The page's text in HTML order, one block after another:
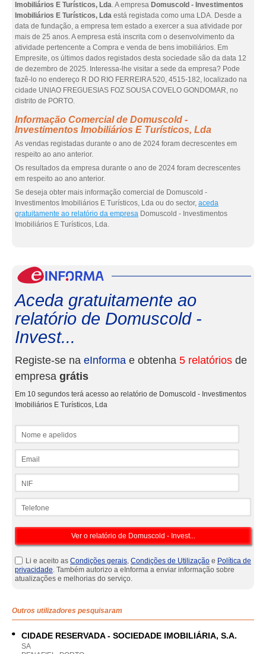
Imobiliários E Turísticos, Lda. A empresa Domuscold - Investimentos
Imobiliários E Turísticos, Lda está registada como uma LDA. Desde a
data de fundação, a empresa tem estado a exercer a sua atividade por
mais de 25 anos. A empresa está inscrita com o desenvolvimento da
atividade pertencente a Compra e venda de bens imobiliários. Em
Empresite, os últimos dados registados desta sociedade são da data 12
de dezembro de 2025. Interessa-lhe visitar a sede da empresa? Pode
fazê-lo no endereço R DO RIO FERREIRA 520, 4515-182, localizado na
cidade UNIAO FREGUESIAS FOZ SOUSA COVELO GONDOMAR, no
distrito de PORTO.
Informação Comercial de Domuscold -
Investimentos Imobiliários E Turísticos, Lda
As vendas registadas durante o ano de 2024 foram decrescentes em
respeito ao ano anterior.
Os resultados da empresa durante o ano de 2024 foram decrescentes
em respeito ao ano anterior.
Se deseja obter mais informação comercial de Domuscold -
Investimentos Imobiliários E Turísticos, Lda ou do sector, aceda
gratuitamente ao relatório da empresa Domuscold - Investimentos
Imobiliários E Turísticos, Lda.
Aceda gratuitamente ao
relatório de Domuscold -
Invest...
Registe-se na eInforma e obtenha 5 relatórios de
empresa grátis
Em 10 segundos terá acesso ao relatório de Domuscold - Investimentos
Imobiliários E Turísticos, Lda
Li e aceito as Condições gerais, Condições de Utilização e Política de
privacidade. Também autorizo a eInforma a enviar informação sobre
atualizações e melhorias do serviço.
Outros utilizadores pesquisaram
CIDADE RESERVADA - SOCIEDADE IMOBILIÁRIA, S.A.
SA